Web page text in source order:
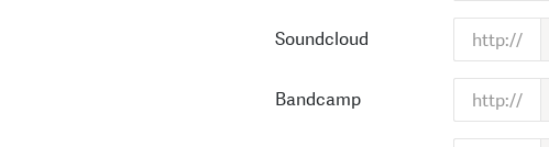
Soundcloud
Bandcamp